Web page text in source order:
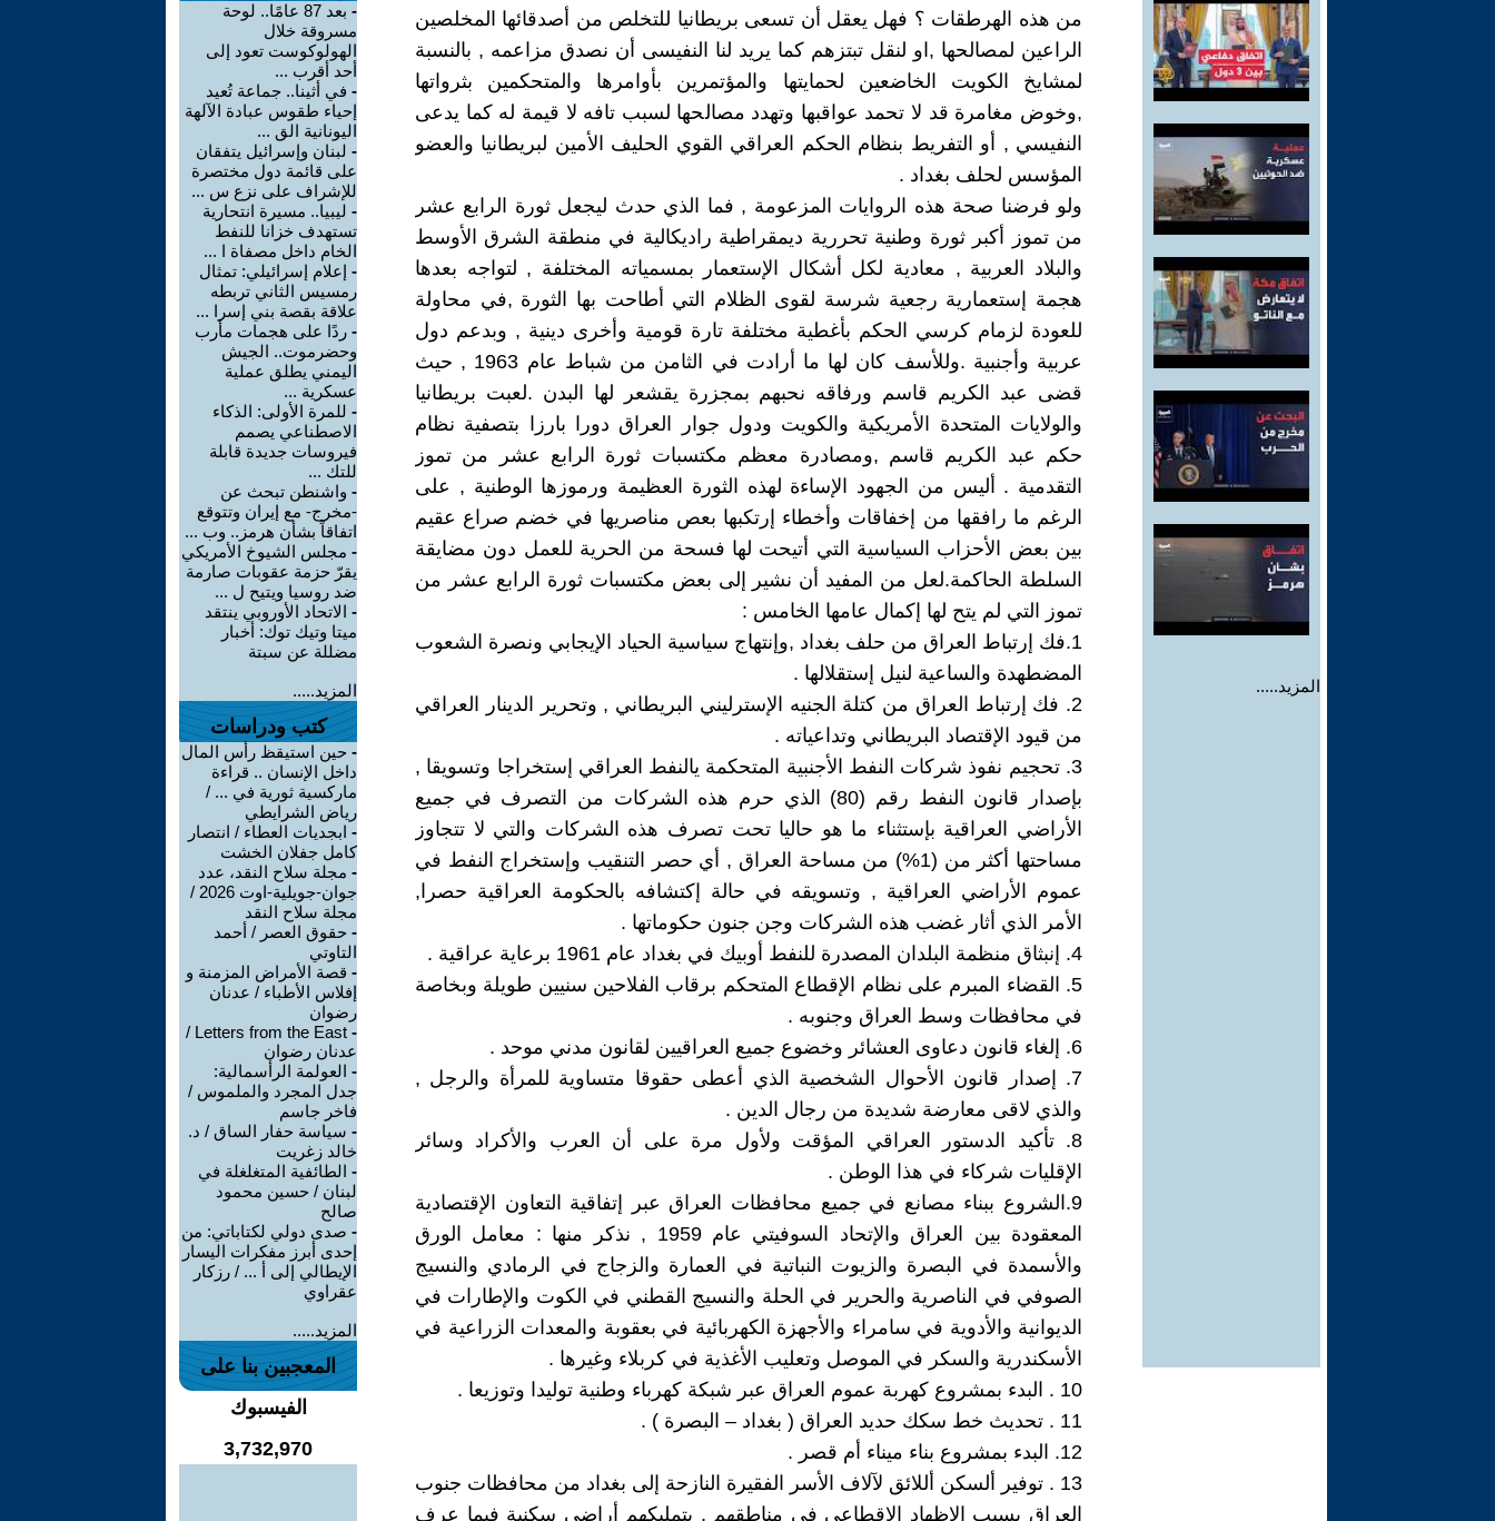
المزيد.....
من هذه الهرطقات ؟ فهل يعقل أن تسعى بريطانيا للتخلص من أصدقائها المخلصين
الراعين لمصالحها ,او لنقل تبتزهم كما يريد لنا النفيسى أن نصدق مزاعمه , بالنسبة
لمشايخ الكويت الخاضعين لحمايتها والمؤتمرين بأوامرها والمتحكمين بثرواتها
,وخوض مغامرة قد لا تحمد عواقبها وتهدد مصالحها لسبب تافه لا قيمة له كما يدعى
النفيسي , أو التفريط بنظام الحكم العراقي القوي الحليف الأمين لبريطانيا والعضو
المؤسس لحلف بغداد .
ولو فرضنا صحة هذه الروايات المزعومة , فما الذي حدث ليجعل ثورة الرابع عشر
من تموز أكبر ثورة وطنية تحررية ديمقراطية راديكالية في منطقة الشرق الأوسط
والبلاد العربية , معادية لكل أشكال الإستعمار بمسمياته المختلفة , لتواجه بعدها
هجمة إستعمارية رجعية شرسة لقوى الظلام التي أطاحت بها الثورة ,في محاولة
للعودة لزمام كرسي الحكم بأغطية مختلفة تارة قومية وأخرى دينية , وبدعم دول
عربية وأجنبية .وللأسف كان لها ما أرادت في الثامن من شباط عام 1963 , حيث
قضى عبد الكريم قاسم ورفاقه نحبهم بمجزرة يقشعر لها البدن .لعبت بريطانيا
والولايات المتحدة الأمريكية والكويت ودول جوار العراق دورا بارزا بتصفية نظام
حكم عبد الكريم قاسم ,ومصادرة معظم مكتسبات ثورة الرابع عشر من تموز
التقدمية . أليس من الجهود الإساءة لهذه الثورة العظيمة ورموزها الوطنية , على
الرغم ما رافقها من إخفاقات وأخطاء إرتكبها بعص مناصريها في خضم صراع عقيم
بين بعض الأحزاب السياسية التي أتيحت لها فسحة من الحرية للعمل دون مضايقة
السلطة الحاكمة.لعل من المفيد أن نشير إلى بعض مكتسبات ثورة الرابع عشر من
تموز التي لم يتح لها إكمال عامها الخامس :
1.فك إرتباط العراق من حلف بغداد ,وإنتهاج سياسية الحياد الإيجابي ونصرة الشعوب
المضطهدة والساعية لنيل إستقلالها .
2. فك إرتباط العراق من كتلة الجنيه الإسترليني البريطاني , وتحرير الدينار العراقي
من قيود الإقتصاد البريطاني وتداعياته .
3. تحجيم نفوذ شركات النفط الأجنبية المتحكمة يالنفط العراقي إستخراجا وتسويقا ,
بإصدار قانون النفط رقم (80) الذي حرم هذه الشركات من التصرف في جميع
الأراضي العراقية بإستثناء ما هو حاليا تحت تصرف هذه الشركات والتي لا تتجاوز
مساحتها أكثر من (1%) من مساحة العراق , أي حصر التنقيب وإستخراج النفط في
عموم الأراضي العراقية , وتسويقه في حالة إكتشافه بالحكومة العراقية حصرا,
الأمر الذي أثار غضب هذه الشركات وجن جنون حكوماتها .
4. إنبثاق منظمة البلدان المصدرة للنفط أوبيك في بغداد عام 1961 برعاية عراقية .
5. القضاء المبرم على نظام الإقطاع المتحكم برقاب الفلاحين سنيين طويلة وبخاصة
في محافظات وسط العراق وجنوبه .
6. إلغاء قانون دعاوى العشائر وخضوع جميع العراقيين لقانون مدني موحد .
7. إصدار قانون الأحوال الشخصية الذي أعطى حقوقا متساوية للمرأة والرجل ,
والذي لاقى معارضة شديدة من رجال الدين .
8. تأكيد الدستور العراقي المؤقت ولأول مرة على أن العرب والأكراد وسائر
الإقليات شركاء في هذا الوطن .
9.الشروع ببناء مصانع في جميع محافظات العراق عبر إتفاقية التعاون الإقتصادية
المعقودة بين العراق والإتحاد السوفيتي عام 1959 , نذكر منها : معامل الورق
والأسمدة في البصرة والزيوت النباتية في العمارة والزجاج في الرمادي والنسيج
الصوفي في الناصرية والحرير في الحلة والنسيج القطني في الكوت والإطارات في
الديوانية والأدوية في سامراء والأجهزة الكهربائية في بعقوبة والمعدات الزراعية في
الأسكندرية والسكر في الموصل وتعليب الأغذية في كربلاء وغيرها .
10 . البدء بمشروع كهربة عموم العراق عبر شبكة كهرباء وطنية توليدا وتوزيعا .
11 . تحديث خط سكك حديد العراق ( بغداد – البصرة ) .
12. البدء بمشروع بناء ميناء أم قصر .
13 . توفير ألسكن أللائق لآلاف الأسر الفقيرة النازحة إلى بغداد من محافظات جنوب
العراق بسبب الإظهاد الإقطاعي في مناطقهم , بتمليكهم أراضي سكنية فيما عرف
-
بعد 87 عامًا.. لوحة
مسروقة خلال
الهولوكوست تعود إلى
أحد أقرب ...
- في أثينا.. جماعة تُعيد
إحياء طقوس عبادة الآلهة
اليونانية الق ...
- لبنان وإسرائيل يتفقان
على قائمة دول مختصرة
للإشراف على نزع س ...
- ليبيا.. مسيرة انتحارية
تستهدف خزانا للنفط
الخام داخل مصفاة ا ...
- إعلام إسرائيلي: تمثال
رمسيس الثاني تربطه
علاقة بقصة بني إسرا ...
- ردًا على هجمات مأرب
وحضرموت.. الجيش
اليمني يطلق عملية
عسكرية ...
- للمرة الأولى: الذكاء
الاصطناعي يصمم
فيروسات جديدة قابلة
للتك ...
- واشنطن تبحث عن
-مخرج- مع إيران وتتوقع
اتفاقاً بشأن هرمز.. وب ...
- مجلس الشيوخ الأمريكي
يقرّ حزمة عقوبات صارمة
ضد روسيا ويتيح ل ...
- الاتحاد الأوروبي ينتقد
ميتا وتيك توك: أخبار
مضللة عن سبتة
المزيد.....
كتب ودراسات
- حين استيقظ رأس المال
داخل الإنسان .. قراءة
ماركسية ثورية في ... /
رياض الشرايطي
- ابجديات العطاء / انتصار
كامل جفلان الخشت
- مجلة سلاح النقد، عدد
جوان-جويلية-اوت 2026 /
مجلة سلاح النقد
- حقوق العصر / أحمد
التاوتي
- قصة الأمراض المزمنة و
إفلاس الأطباء / عدنان
رضوان
-
Letters from the East /
عدنان رضوان
- العولمة الرأسمالية:
جدل المجرد والملموس /
فاخر جاسم
- سياسة حفار الساق / د.
خالد زغريت
- الطائفية المتغلغلة في
لبنان / حسين محمود
صالح
- صدى دولي لكتاباتي: من
إحدى أبرز مفكرات اليسار
الإيطالي إلى أ ... / رزكار
عقراوي
المزيد.....
المعجبين بنا على
الفيسبوك
3,732,970